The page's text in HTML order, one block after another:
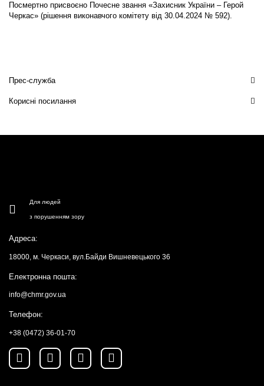
Посмертно присвоєно Почесне звання «Захисник України – Герой
Черкас» (рішення виконавчого комітету від 30.04.2024 № 592).
Прес-служба
Корисні посилання
Для людей
з порушенням зору
Адреса:
18000, м. Черкаси, вул.Байди Вишневецького 36
Електронна пошта:
info@chmr.gov.ua
Телефон:
+38 (0472) 36-01-70